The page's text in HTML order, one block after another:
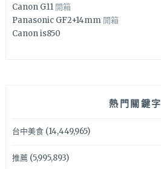
Canon G11 開箱
Panasonic GF2+14mm 開箱
Canon is850
熱門關鍵字
台中美食(14,449,965)
推薦(5,995,893)